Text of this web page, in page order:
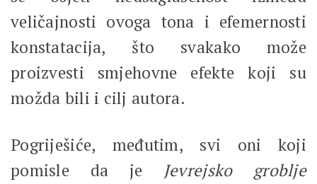
veličajnosti ovoga tona i efemernosti
konstatacija, što svakako može
proizvesti smjehovne efekte koji su
možda bili i cilj autora.
Pogriješiće, međutim, svi oni koji
pomisle da je Jevrejsko groblje